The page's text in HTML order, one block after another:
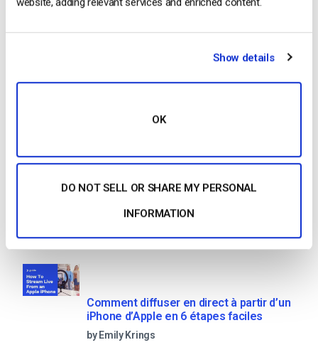
Show details
OK
DO NOT SELL OR SHARE MY PERSONAL
INFORMATION
lecture et gérez votre contenu grâce à notre…
Recent
Comment diffuser en direct à partir d’un
iPhone d’Apple en 6 étapes faciles
by Emily Krings